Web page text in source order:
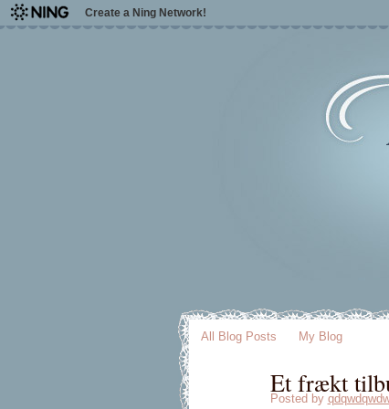
Create a Ning Network!
All Blog Posts My Blog
Et frækt
Posted by